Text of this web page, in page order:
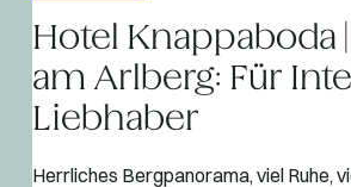
Hotel Knappaboda
am Arlberg: Für
Liebhaber
Herrliches Bergpanorama, viel Ruhe,